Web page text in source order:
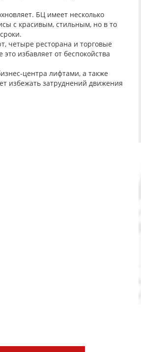
БЦ имеет несколько
с красивым, стильным, но в то
четыре ресторана и торговые
избавляет от беспокойства
центра лифтами, а также
избежать затруднений движения